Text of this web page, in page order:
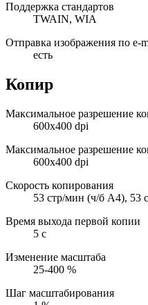
Поддержка стандартов
TWAIN, WIA
Отправка изображения по e-
есть
Копир
Максимальное разрешение
600x400 dpi
Максимальное разрешение
600x400 dpi
Скорость копирования
53 стр/мин (ч/б А4), 53
Время выхода первой копии
5 с
Изменение масштаба
25-400 %
Шаг масштабирования